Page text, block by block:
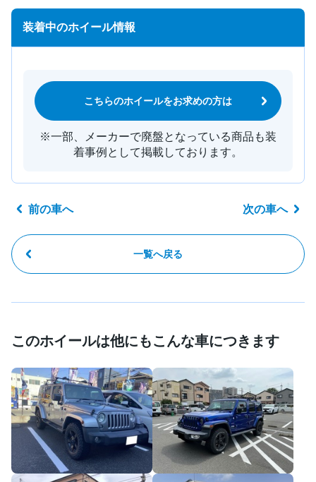
装着中のホイール情報
こちらのホイールをお求めの方は
※一部、メーカーで廃盤となっている商品も装
着事例として掲載しております。
前の車へ
一覧へ戻る
次の車へ
このホイールは他にもこんな車につきます